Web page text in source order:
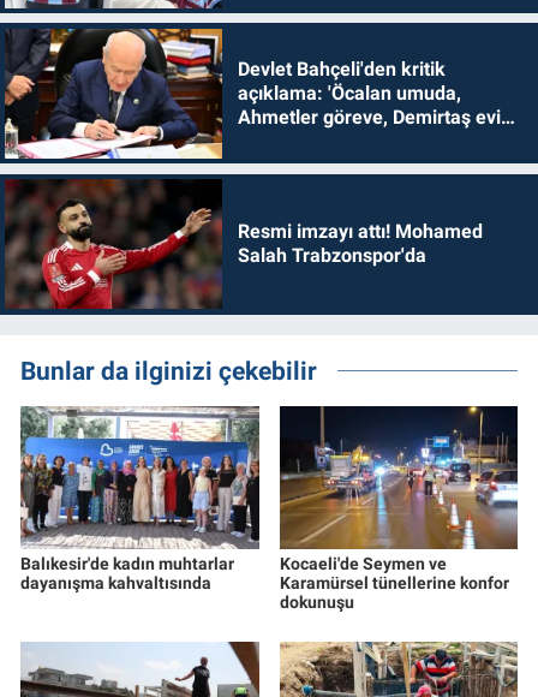
Devlet Bahçeli'den kritik
açıklama: 'Öcalan umuda,
Ahmetler göreve, Demirtaş evine
Resmi imzayı attı! Mohamed
Salah Trabzonspor'da
Bunlar da ilginizi çekebilir
Balıkesir'de kadın muhtarlar
dayanışma kahvaltısında
Kocaeli'de Seymen ve
Karamürsel tünellerine konfor
dokunuşu